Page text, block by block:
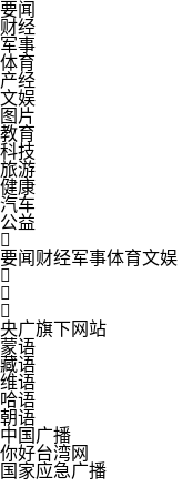
要闻
财经
军事
体育
产经
文娱
图片
教育
科技
旅游
健康
汽车
公益

要闻财经军事体育文娱



央广旗下网站
蒙语
藏语
维语
哈语
朝语
中国广播
你好台湾网
国家应急广播